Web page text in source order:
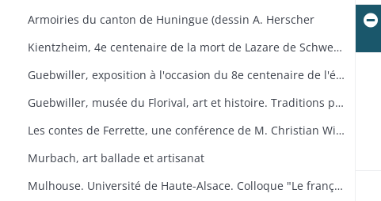
Armoiries du canton de Huningue (dessin A. Herscher
Kientzheim, 4e centenaire de la mort de Lazare de Schwendi
Guebwiller, exposition à l'occasion du 8e centenaire de l'église Saint-Léger
Guebwiller, musée du Florival, art et histoire. Traditions populaires céramiques de Théodore Deck
Les contes de Ferrette, une conférence de M. Christian Wilsdorf.
Murbach, art ballade et artisanat
Mulhouse. Université de Haute-Alsace. Colloque "Le français en Alsace